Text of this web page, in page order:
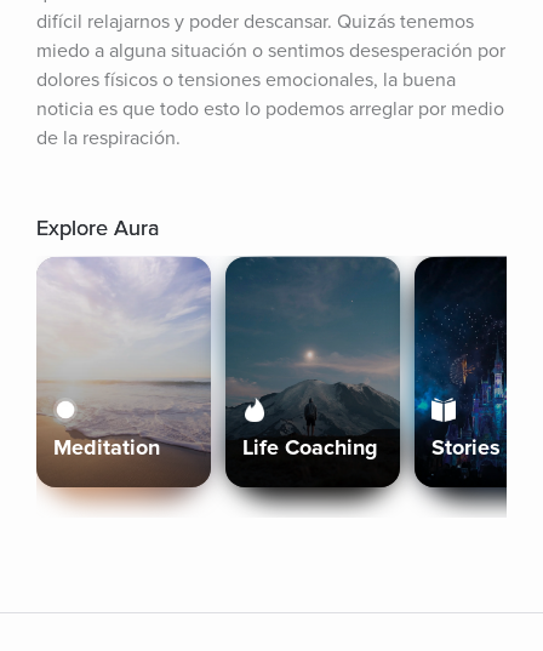
difícil relajarnos y poder descansar. Quizás tenemos
miedo a alguna situación o sentimos desesperación por
dolores físicos o tensiones emocionales, la buena
noticia es que todo esto lo podemos arreglar por medio
de la respiración.
Explore Aura
Meditation Life Coaching Stories